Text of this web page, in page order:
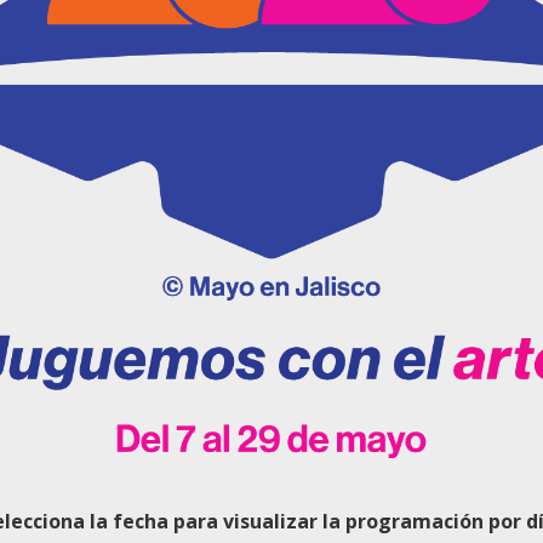
la fecha para visualizar la programación por